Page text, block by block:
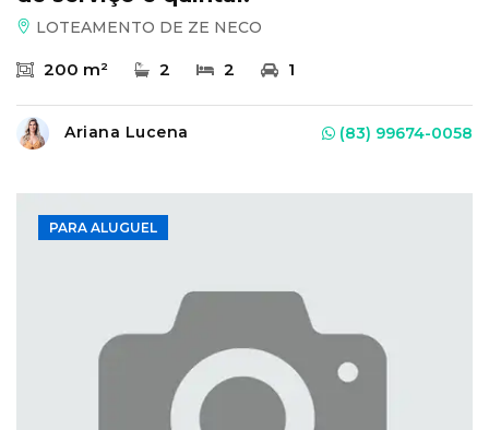
LOTEAMENTO DE ZE NECO
200 m² 2 2 1
Ariana Lucena (83) 99674-0058
PARA ALUGUEL